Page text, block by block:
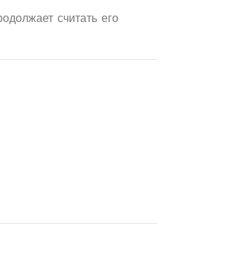
считать его